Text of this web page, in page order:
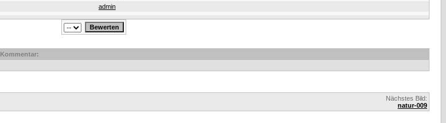
admin
Kommentar:
Nächstes Bild:
natur-009